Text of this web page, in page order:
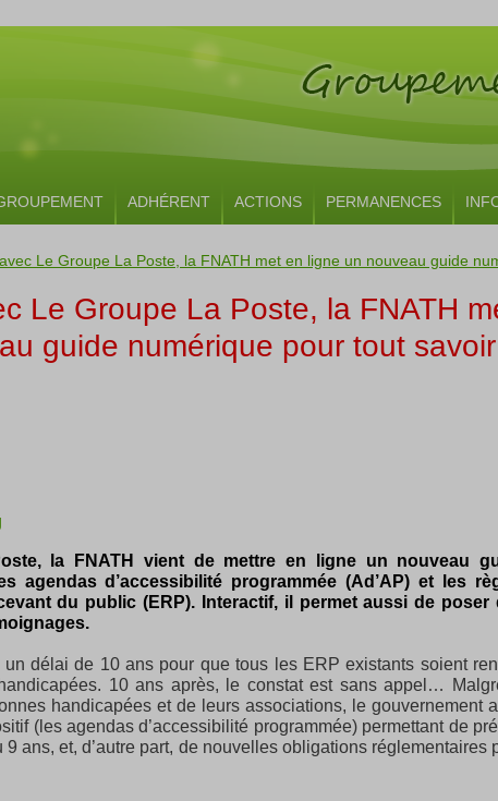
ADHÉRENT ACTIONS PERMANENCES
Le Groupe La Poste, la FNATH met en ligne un nouveau guide
Le Groupe La Poste, la FNATH
guide numérique pour tout savoir
la FNATH vient de mettre en ligne un nouveau
agendas d’accessibilité programmée (Ad’AP) et les
du public (ERP). Interactif, il permet aussi de poser
délai de 10 ans pour que tous les ERP existants soient
10 ans après, le constat est sans appel…
handicapées et de leurs associations, le gouvernement
(les agendas d’accessibilité programmée) permettant de
ans, et, d’autre part, de nouvelles obligations réglementaires